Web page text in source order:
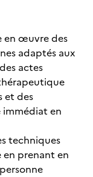
en œuvre des
adaptés aux
actes
et des
en
techniques
en prenant en